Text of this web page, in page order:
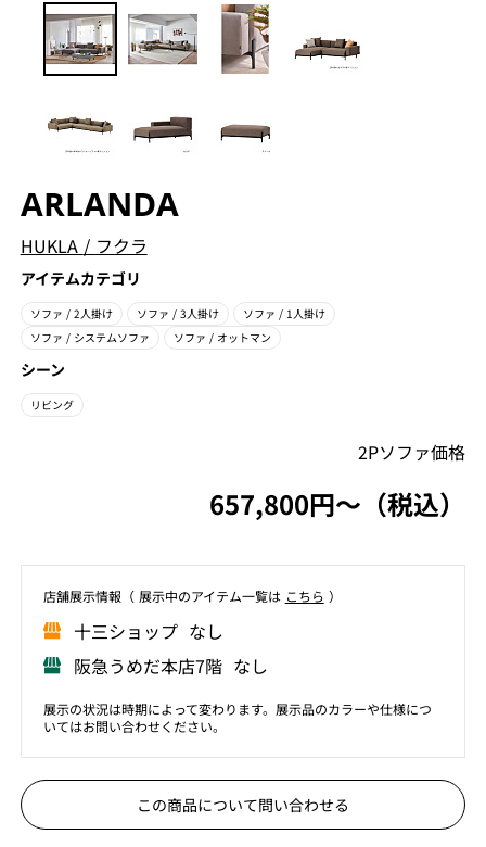
ARLANDA
HUKLA / フクラ
アイテムカテゴリ
ソファ / 2人掛け ソファ / 3人掛け ソファ / 1人掛け
ソファ / システムソファ ソファ / オットマン
シーン
リビング
2Pソファ価格
657,800円〜（税込）
店舗展⽰情報（ 展⽰中のアイテム⼀覧は こちら ）
⼗三ショップ なし
阪急うめだ本店7階 なし
展示の状況は時期によって変わります。展示品のカラーや仕様につ
いてはお問い合わせください。
この商品について問い合わせる